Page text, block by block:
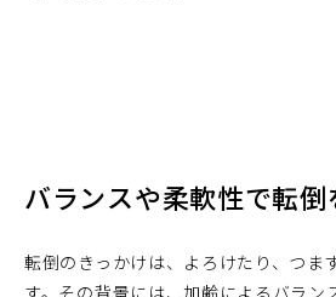
バランスや柔軟性で転倒
転倒のきっかけは、よろけたり、つま
す。その背景には、加齢によるバラン